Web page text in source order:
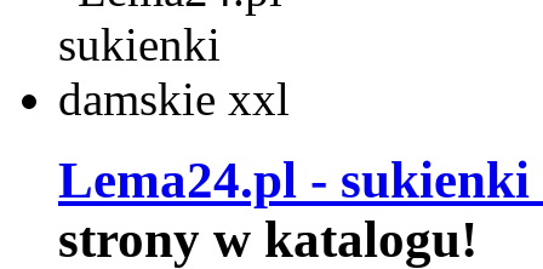
Lema24.pl -
strony w katalogu!